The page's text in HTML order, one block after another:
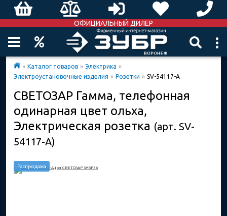
ОФИЦИАЛЬНЫЙ ДИЛЕР
» Каталог товаров » Электрика »
Электроустановочные изделия » Розетки » SV-54117-A
СВЕТОЗАР Гамма, телефонная
одинарная цвет ольха,
Электрическая розетка (арт. SV-
54117-A)
Распродажа